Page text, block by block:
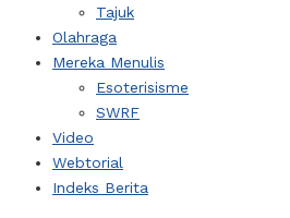
Tajuk
Olahraga
Mereka Menulis
Esoterisisme
SWRF
Video
Webtorial
Indeks Berita